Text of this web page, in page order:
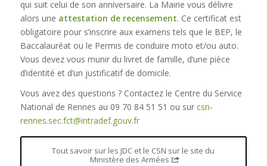
qui suit celui de son anniversaire. La Mairie vous délivre
alors une attestation de recensement. Ce certificat est
obligatoire pour s’inscrire aux examens tels que le BEP, le
Baccalauréat ou le Permis de conduire moto et/ou auto.
Vous devez vous munir du livret de famille, d’une pièce
d’identité et d’un justificatif de domicile.
Vous avez des questions ? Contactez le Centre du Service
National de Rennes au 09 70 84 51 51 ou sur csn-
rennes.sec.fct@intradef.gouv.fr
Tout savoir sur les JDC et le CSN sur le site du
Ministère des Armées